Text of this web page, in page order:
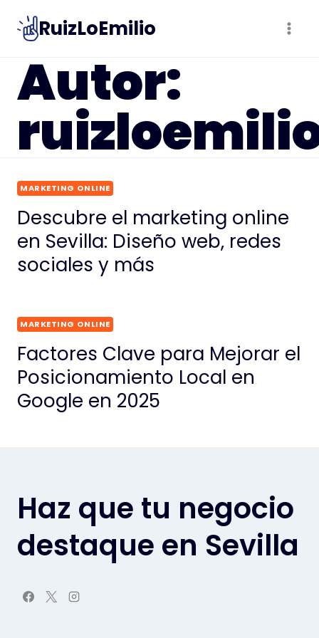
RuizLoEmilio
Autor:
MARKETING ONLINE
Descubre el marketing online
en Sevilla: Diseño web, redes
sociales y más
MARKETING ONLINE
Factores Clave para Mejorar el
Posicionamiento Local en
Google en 2025
Haz que tu negocio
destaque en Sevilla